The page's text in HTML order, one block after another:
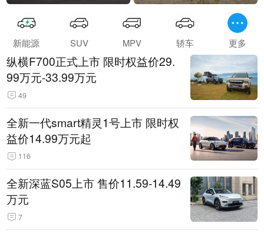
新能源 SUV MPV 轿车 更多
纵横F700正式上市 限时权益价29.
99万元-33.99万元
49
全新一代smart精灵1号上市 限时权
益价14.99万元起
116
全新深蓝S05上市 售价11.59-14.49
万元
7